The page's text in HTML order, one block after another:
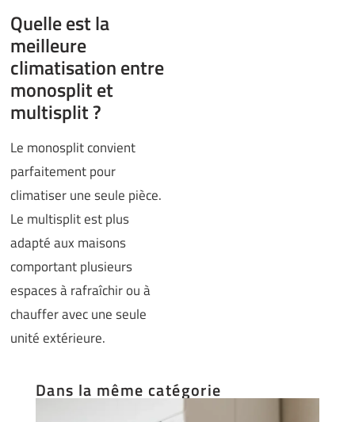
Quelle est la
meilleure
climatisation entre
monosplit et
multisplit ?
Le monosplit convient
parfaitement pour
climatiser une seule pièce.
Le multisplit est plus
adapté aux maisons
comportant plusieurs
espaces à rafraîchir ou à
chauffer avec une seule
unité extérieure.
Dans la même catégorie